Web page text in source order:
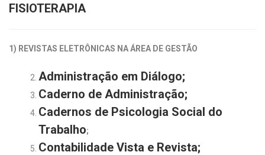
FISIOTERAPIA
1) REVISTAS ELETRÔNICAS NA ÁREA DE GESTÃO
Administração em Diálogo;
Caderno de Administração;
Cadernos de Psicologia Social do
Trabalho;
Contabilidade Vista e Revista;